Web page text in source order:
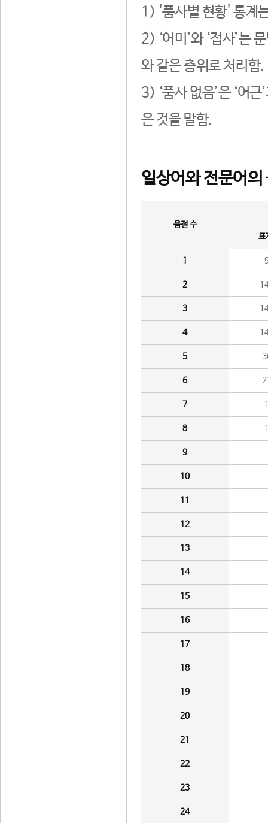
1) '품사별 현황' 통계
2) ‘어미’와 ‘접사’는
와 같은 층위로 처리함.
3) ‘품사 없음’은 ‘어
은 것을 말함.
일상어와 전문어의
음절 수
표
1
2
3
4
5
6
7
8
9
10
11
12
13
14
15
16
17
18
19
20
21
22
23
24